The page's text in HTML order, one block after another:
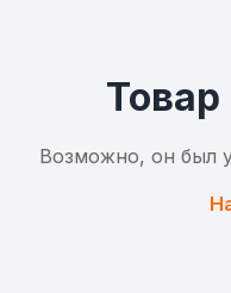
Возможно, он был